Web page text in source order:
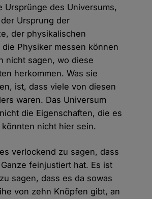
Ursprünge des Universums,
Ursprung der
der physikalischen
die Physiker messen können
nicht sagen, wo diese
herkommen. Was sie
ist, dass viele von diesen
waren. Das Universum
die Eigenschaften, die es
nicht hier sein.
verlockend zu sagen, dass
feinjustiert hat. Es ist
sagen, dass es da sowas
von zehn Knöpfen gibt, an